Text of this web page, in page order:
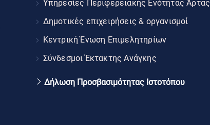
Υπηρεσίες Περιφερειακής Ενότητας Άρτας
Δημοτικές επιχειρήσεις & οργανισμοί
Κεντρική Ένωση Επιμελητηρίων
Σύνδεσμοι Έκτακτης Ανάγκης
Δήλωση Προσβασιμότητας Ιστοτόπου